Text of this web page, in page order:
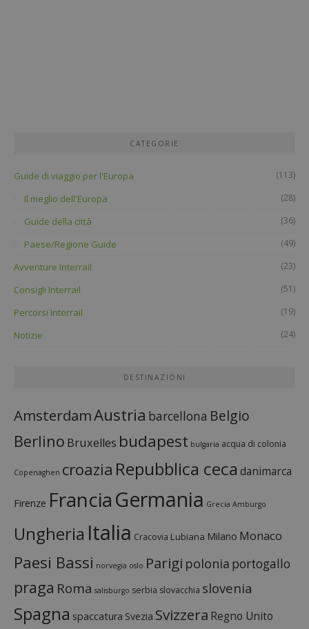
CATEGORIE
Guide di viaggio per l'Europa (113)
Il meglio dell'Europa (28)
Guide della città (36)
Paese/Regione Guide (49)
Avventure Interrail (23)
Consigli Interrail (51)
Percorsi Interrail (19)
Notizie (24)
DESTINAZIONI
AmsterdamAustria barcellona Belgio
Berlino Bruxelles budapest bulgaria acqua di colonia
Copenaghen croazia Repubblica ceca danimarca
Firenze FranciaGermania Grecia Amburgo
Ungheria Italia Cracovia Lubiana Milano Monaco
Paesi Bassi norvegia oslo Parigi polonia portogallo
praga Roma salisburgo serbia slovacchia slovenia
Spagna spaccatura Svezia Svizzera Regno Unito